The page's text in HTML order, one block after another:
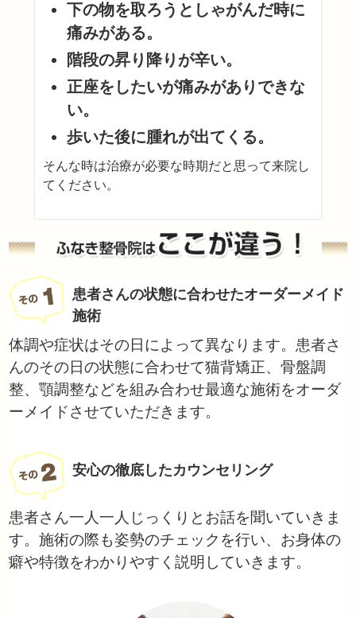
下の物を取ろうとしゃがんだ時に
痛みがある。
階段の昇り降りが辛い。
正座をしたいが痛みがありできな
い。
歩いた後に腫れが出てくる。
そんな時は治療が必要な時期だと思って来院し
てください。
患者さんの状態に合わせたオーダーメイド
施術
体調や症状はその日によって異なります。患者さ
んのその日の状態に合わせて猫背矯正、骨盤調
整、顎調整などを組み合わせ最適な施術をオーダ
ーメイドさせていただきます。
安心の徹底したカウンセリング
患者さん一人一人じっくりとお話を聞いていきま
す。施術の際も姿勢のチェックを行い、お身体の
癖や特徴をわかりやすく説明していきます。